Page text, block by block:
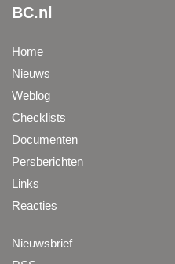
BC.nl
Home
Nieuws
Weblog
Checklists
Documenten
Persberichten
Links
Reacties
Nieuwsbrief